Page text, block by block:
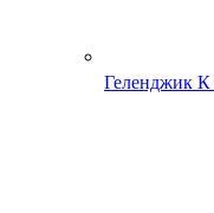
Геленджик К